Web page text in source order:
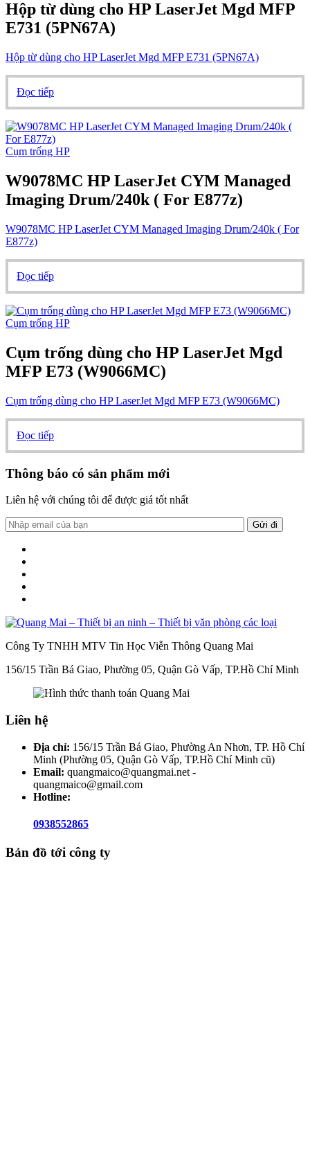
Hộp từ dùng cho HP LaserJet Mgd MFP
E731 (5PN67A)
Hộp từ dùng cho HP LaserJet Mgd MFP E731 (5PN67A)
Đọc tiếp
Cụm trống HP
W9078MC HP LaserJet CYM Managed
Imaging Drum/240k ( For E877z)
W9078MC HP LaserJet CYM Managed Imaging Drum/240k ( For
E877z)
Đọc tiếp
Cụm trống HP
Cụm trống dùng cho HP LaserJet Mgd
MFP E73 (W9066MC)
Cụm trống dùng cho HP LaserJet Mgd MFP E73 (W9066MC)
Đọc tiếp
Thông báo có sản phẩm mới
Liên hệ với chúng tôi để được giá tốt nhất
Công Ty TNHH MTV Tin Học Viễn Thông Quang Mai
156/15 Trần Bá Giao, Phường 05, Quận Gò Vấp, TP.Hồ Chí Minh
Liên hệ
Địa chỉ: 156/15 Trần Bá Giao, Phường An Nhơn, TP. Hồ Chí
Minh (Phường 05, Quận Gò Vấp, TP.Hồ Chí Minh cũ)
Email: quangmaico@quangmai.net -
quangmaico@gmail.com
Hotline:
0938552865
Bản đồ tới công ty